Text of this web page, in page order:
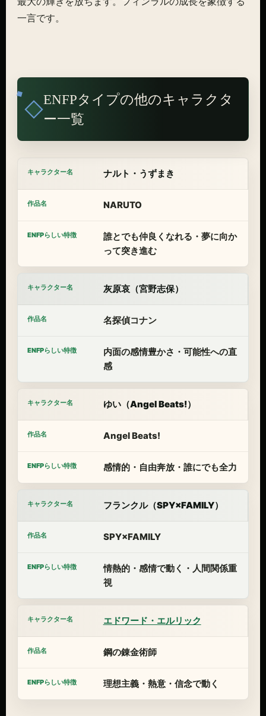
一言です。
ENFPタイプの他のキャラクタ
ー一覧
ナルト・うずまき
NARUTO
誰とでも仲良くなれる・夢に向か
って突き進む
灰原哀（宮野志保）
名探偵コナン
内面の感情豊かさ・可能性への直
感
ゆい（Angel Beats!）
Angel Beats!
感情的・自由奔放・誰にでも全力
フランクル（SPY×FAMILY）
SPY×FAMILY
情熱的・感情で動く・人間関係重
視
エドワード・エルリック
鋼の錬金術師
理想主義・熱意・信念で動く